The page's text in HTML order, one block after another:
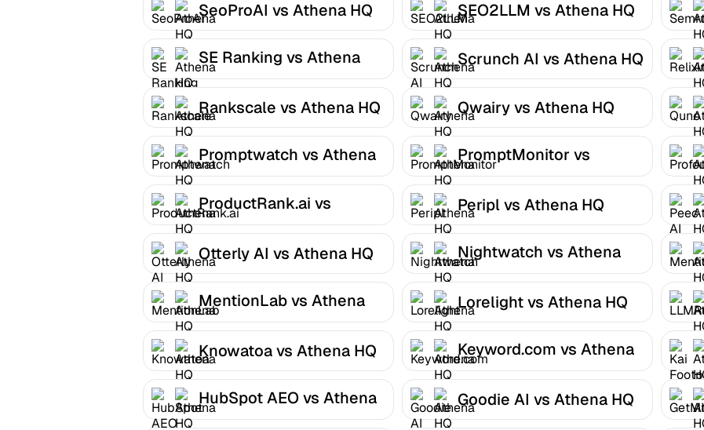
SeoProAI vs Athena HQ SEO2LLM vs Athena HQ
SE Ranking vs Athena
HQ
Scrunch AI vs Athena HQ
Rankscale vs Athena HQ Qwairy vs Athena HQ
Promptwatch vs Athena
HQ
PromptMonitor vs
Athena HQ
ProductRank.ai vs
Athena HQ
Peripl vs Athena HQ
Otterly AI vs Athena HQ
Nightwatch vs Athena
HQ
MentionLab vs Athena
HQ
Lorelight vs Athena HQ
Knowatoa vs Athena HQ
Keyword.com vs Athena
HQ
HubSpot AEO vs Athena
HQ
Goodie AI vs Athena HQ